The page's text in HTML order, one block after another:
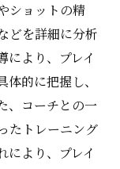
ショットの精
どを詳細に分析
により、プレイ
的に把握し、
、コーチとの一
たトレーニング
により、プレイ